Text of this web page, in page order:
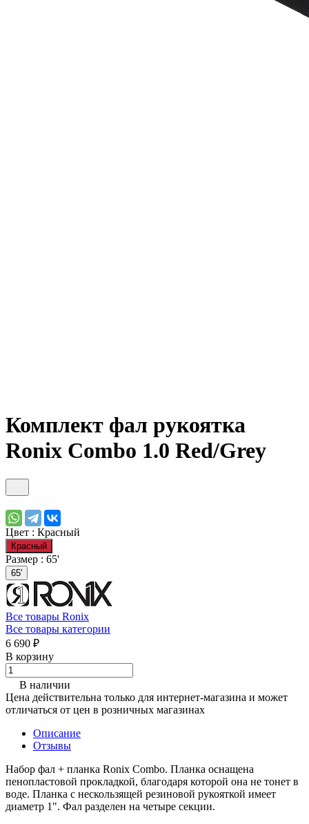
Комплект фал рукоятка
Ronix Combo 1.0 Red/Grey
Цвет : Красный
Красный
Размер : 65'
65'
Все товары Ronix
Все товары категории
6 690 ₽
В корзину
В наличии
Цена действительна только для интернет-магазина и может
отличаться от цен в розничных магазинах
Описание
Отзывы
Набор фал + планка Ronix Combo. Планка оснащена
пенопластовой прокладкой, благодаря которой она не тонет в
воде. Планка с нескользящей резиновой рукояткой имеет
диаметр 1". Фал разделен на четыре секции.